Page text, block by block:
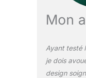
Mon
Ayant testé
je dois
design